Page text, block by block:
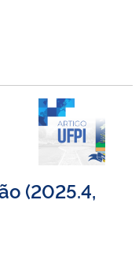
(2025.4,